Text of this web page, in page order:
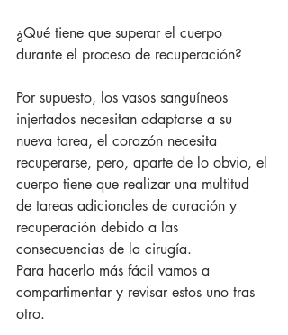
¿Qué tiene que superar el cuerpo
durante el proceso de recuperación?
Por supuesto, los vasos sanguíneos
injertados necesitan adaptarse a su
nueva tarea, el corazón necesita
recuperarse, pero, aparte de lo obvio, el
cuerpo tiene que realizar una multitud
de tareas adicionales de curación y
recuperación debido a las
consecuencias de la cirugía.
Para hacerlo más fácil vamos a
compartimentar y revisar estos uno tras
otro.